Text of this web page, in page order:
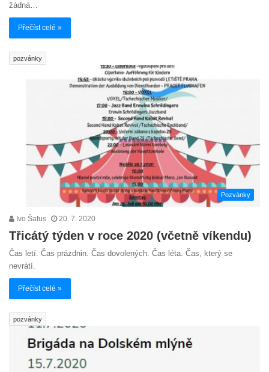
žádná…
Přečíst celé »
pozvánky
Pozvánky
Ivo Šafus 20. 7. 2020
Třicátý týden v roce 2020 (včetně víkendu)
Čas letí. Čas prázdnin. Čas dovolených. Čas léta. Čas, který se
nevrátí.
Přečíst celé »
pozvánky